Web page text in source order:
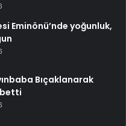
Eminönü’nde yoğunluk,
Bıçaklanarak